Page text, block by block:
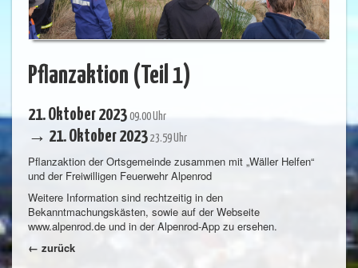
Pflanzaktion (Teil 1)
21. Oktober 2023 09.00 Uhr
→ 21. Oktober 2023 23.59 Uhr
Pflanzaktion der Ortsgemeinde zusammen mit „Wäller Helfen“
und der Freiwilligen Feuerwehr Alpenrod
Weitere Information sind rechtzeitig in den
Bekanntmachungskästen, sowie auf der Webseite
www.alpenrod.de und in der Alpenrod-App zu ersehen.
← zurück